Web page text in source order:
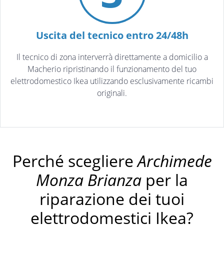
Uscita del tecnico entro 24/48h
Il tecnico di zona interverrà direttamente a domicilio a
Macherio ripristinando il funzionamento del tuo
elettrodomestico Ikea utilizzando esclusivamente ricambi
originali.
Perché scegliereArchimede
Monza Brianza per la
riparazione dei tuoi
elettrodomestici Ikea?